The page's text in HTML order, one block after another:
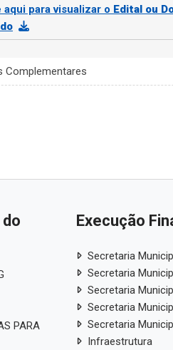
aqui para visualizar o Edital ou
Complementares
PARA
Execução
Secretaria
Secretaria
Secretaria
Secretaria
Secretaria
Infraestrutura